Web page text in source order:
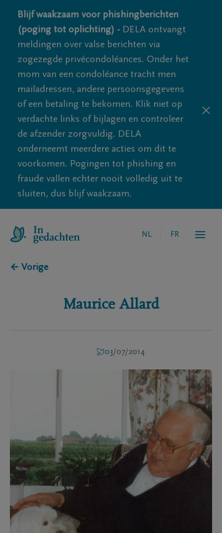
Blijf waakzaam voor phishingberichten
(poging tot oplichting) - DELA ontvangt
meldingen over valse berichten via
zogezegde privécondoléances. Onder het
mom van een condoléance tracht men
mailadressen, andere persoonsgegevens
of een betaling te bekomen. Klik niet op
verdachte links of bijlagen en controleer
de afzender zorgvuldig. DELA
onderneemt meerdere acties om dit te
voorkomen. Pogingen tot phishing en
fraude vallen echter nooit volledig uit te
sluiten, dus blijf waakzaam.
NL FR
← Vorige
Maurice Allard
03/07/2014